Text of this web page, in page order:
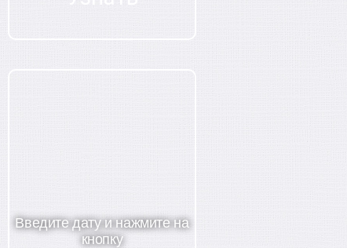
Введите дату и нажмите на
кнопку